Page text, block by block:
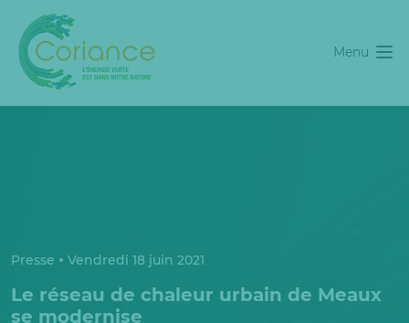
Menu
Presse Vendredi 18 juin 2021
Le réseau de chaleur urbain de Meaux
se modernise